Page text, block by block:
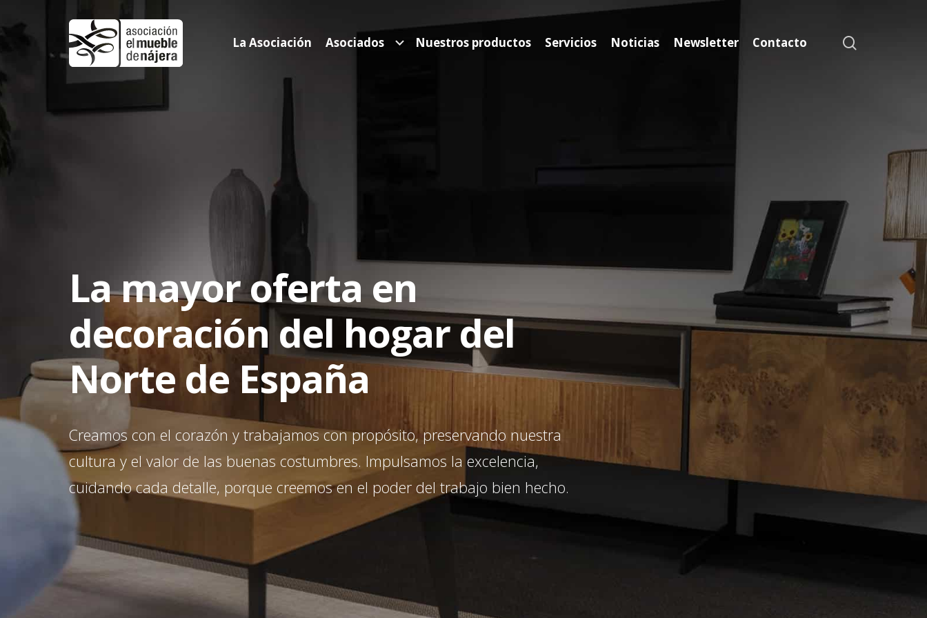
to
Hit enter to search or ESC to close
La Asociación Asociados Nuestros productos Servicios Noticias Newsletter Contacto
La mayor oferta en
decoración del hogar del
Norte de España
Creamos con el corazón y trabajamos con propósito, preservando nuestra
cultura y el valor de las buenas costumbres. Impulsamos la excelencia,
cuidando cada detalle, porque creemos en el poder del trabajo bien hecho.